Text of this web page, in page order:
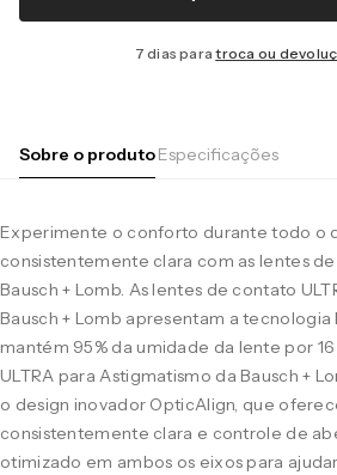
7 dias paratroca ou
Sobre o produtoEspecificações
Experimente o conforto durante todo o
consistentemente clara com as lentes
Bausch + Lomb. As lentes de contato
Bausch + Lomb apresentam a tecnologia
mantém 95% da umidade da lente por
ULTRA para Astigmatismo da Bausch +
o design inovador OpticAlign, que
consistentemente clara e controle de
otimizado em ambos os eixos para